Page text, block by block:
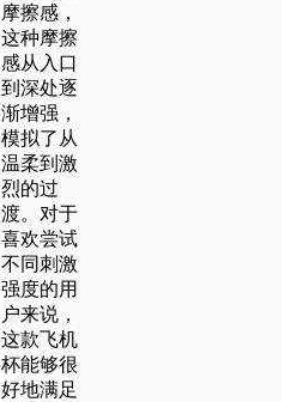
摩擦感，
这种摩擦
感从入口
到深处逐
渐增强，
模拟了从
温柔到激
烈的过
渡。对于
喜欢尝试
不同刺激
强度的用
户来说，
这款飞机
杯能够很
好地满足